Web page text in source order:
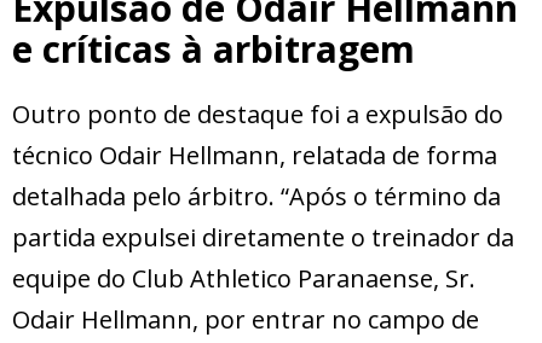
e críticas à arbitragem
Outro ponto de destaque foi a expulsão do
técnico Odair Hellmann, relatada de forma
detalhada pelo árbitro. “Após o término da
partida expulsei diretamente o treinador da
equipe do Club Athletico Paranaense, Sr.
Odair Hellmann, por entrar no campo de